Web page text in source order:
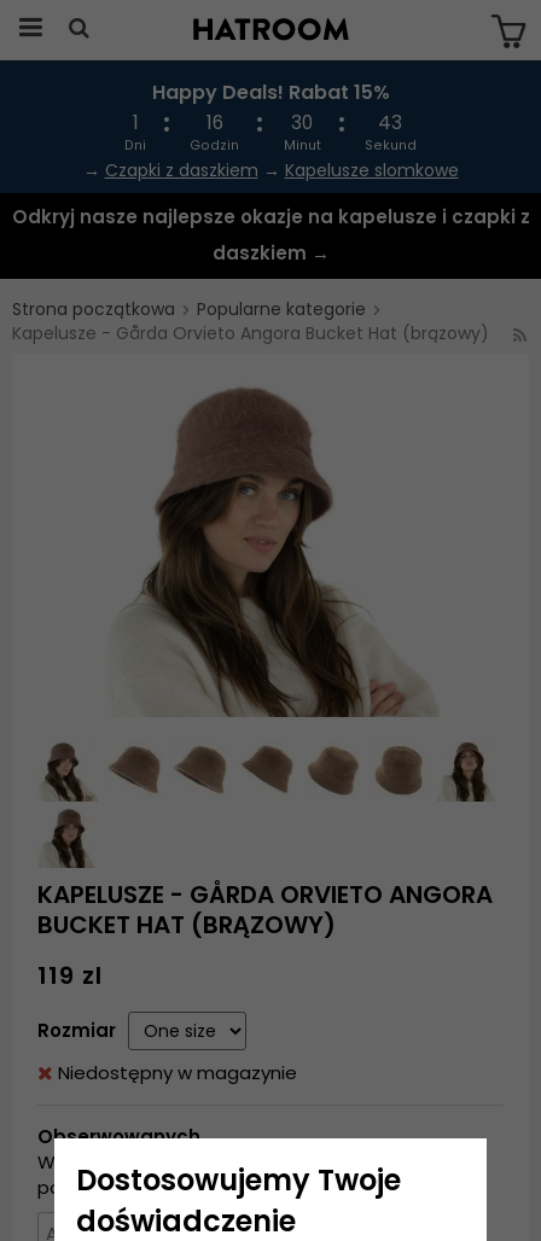
Produkten har blivit tillagd i varukorgen
Happy Deals! Rabat 15%
1
Dni
16
Godzin
30
Minut
43
Sekund
→ Czapki z daszkiem → Kapelusze slomkowe
Odkryj nasze najlepsze okazje na kapelusze i czapki z
daszkiem →
Strona początkowa
Popularne kategorie
Kapelusze - Gårda Orvieto Angora Bucket Hat (brązowy)
KAPELUSZE - GÅRDA ORVIETO ANGORA
BUCKET HAT (BRĄZOWY)
119 zl
Rozmiar
Niedostępny w magazynie
Obserwowanych
Wpisz swój adres e-mail poniżej, a my
powiadomimy Cię, gdy produkt będzie dostępny!
Dostosowujemy Twoje
doświadczenie